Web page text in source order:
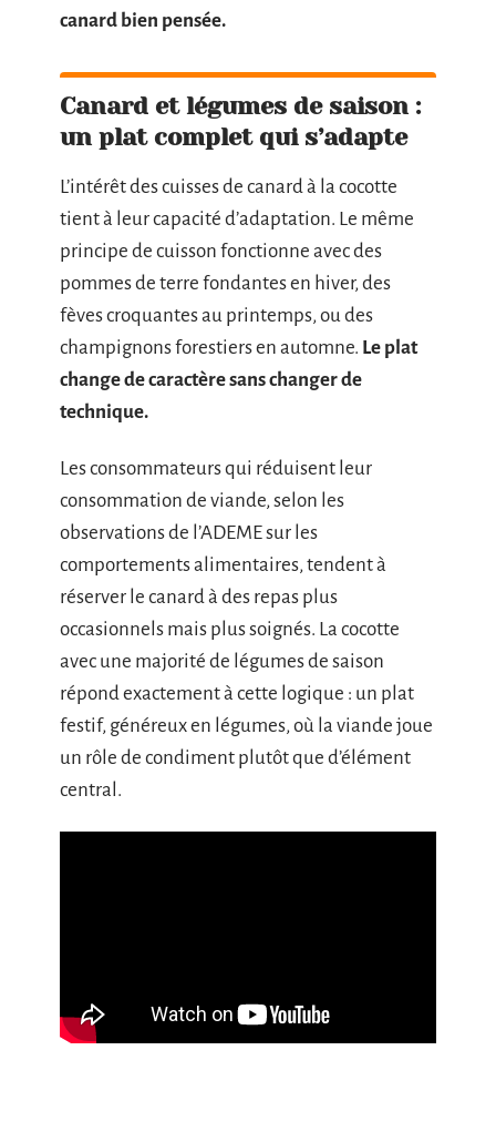
canard bien pensée.
Canard et légumes de saison :
un plat complet qui s’adapte
L’intérêt des cuisses de canard à la cocotte
tient à leur capacité d’adaptation. Le même
principe de cuisson fonctionne avec des
pommes de terre fondantes en hiver, des
fèves croquantes au printemps, ou des
champignons forestiers en automne. Le plat
change de caractère sans changer de
technique.
Les consommateurs qui réduisent leur
consommation de viande, selon les
observations de l’ADEME sur les
comportements alimentaires, tendent à
réserver le canard à des repas plus
occasionnels mais plus soignés. La cocotte
avec une majorité de légumes de saison
répond exactement à cette logique : un plat
festif, généreux en légumes, où la viande joue
un rôle de condiment plutôt que d’élément
central.